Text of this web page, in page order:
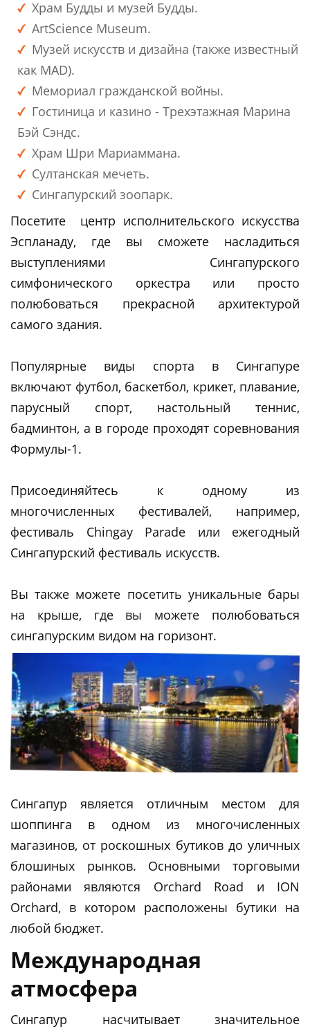
Храм Будды и музей Будды.
ArtScience Museum.
Музей искусств и дизайна (также известный
как MAD).
Мемориал гражданской войны.
Гостиница и казино - Трехэтажная Марина
Бэй Сэндс.
Храм Шри Мариаммана.
Султанская мечеть.
Сингапурский зоопарк.
Посетите центр исполнительского искусства
Эспланаду, где вы сможете насладиться
выступлениями Сингапурского
симфонического оркестра или просто
полюбоваться прекрасной архитектурой
самого здания.
Популярные виды спорта в Сингапуре
включают футбол, баскетбол, крикет, плавание,
парусный спорт, настольный теннис,
бадминтон, а в городе проходят соревнования
Формулы-1.
Присоединяйтесь к одному из
многочисленных фестивалей, например,
фестиваль Chingay Parade или ежегодный
Сингапурский фестиваль искусств.
Вы также можете посетить уникальные бары
на крыше, где вы можете полюбоваться
сингапурским видом на горизонт.
Сингапур является отличным местом для
шоппинга в одном из многочисленных
магазинов, от роскошных бутиков до уличных
блошиных рынков. Основными торговыми
районами являются Orchard Road и ION
Orchard, в котором расположены бутики на
любой бюджет.
Международная
атмосфера
Сингапур насчитывает значительное